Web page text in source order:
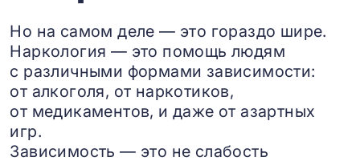
Но на самом деле — это гораздо шире.
Наркология — это помощь людям
с различными формами зависимости:
от алкоголя, от наркотиков,
от медикаментов, и даже от азартных
игр.
Зависимость — это не слабость